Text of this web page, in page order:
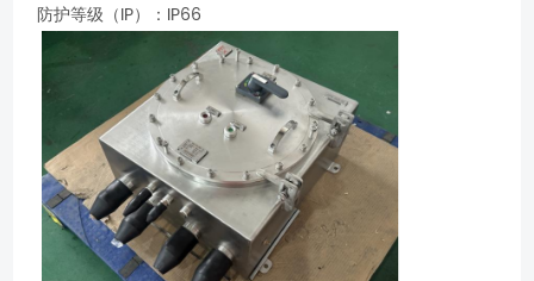
防护等级（IP）：IP66